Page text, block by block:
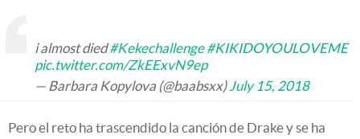
i almost died#Kekechallenge #KIKIDOYOULOVEME
pic.twitter.com/ZkEExvN9ep
— Barbara Kopylova (@baabsxx) July 15, 2018
Pero el reto ha trascendido la canción de Drake y se ha